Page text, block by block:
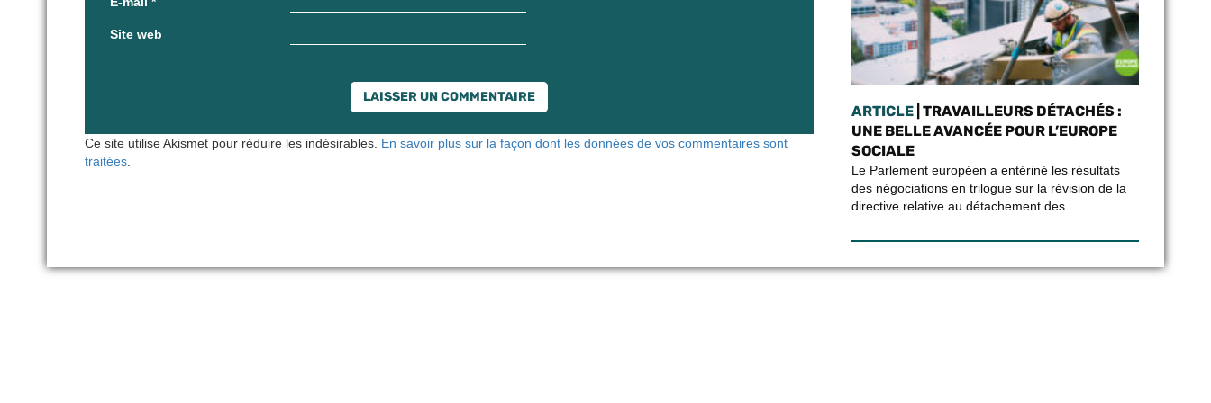
Site web
Ce site utilise Akismet pour réduire les indésirables. En savoir plus sur la façon dont les données de vos commentaires sont
traitées
ARTICLE| TRAVAILLEURS DÉTACHÉS :
UNE BELLE AVANCÉE POUR L’EUROPE
SOCIALE
Le Parlement européen a entériné les résultats
des négociations en trilogue sur la révision de la
directive relative au détachement des...